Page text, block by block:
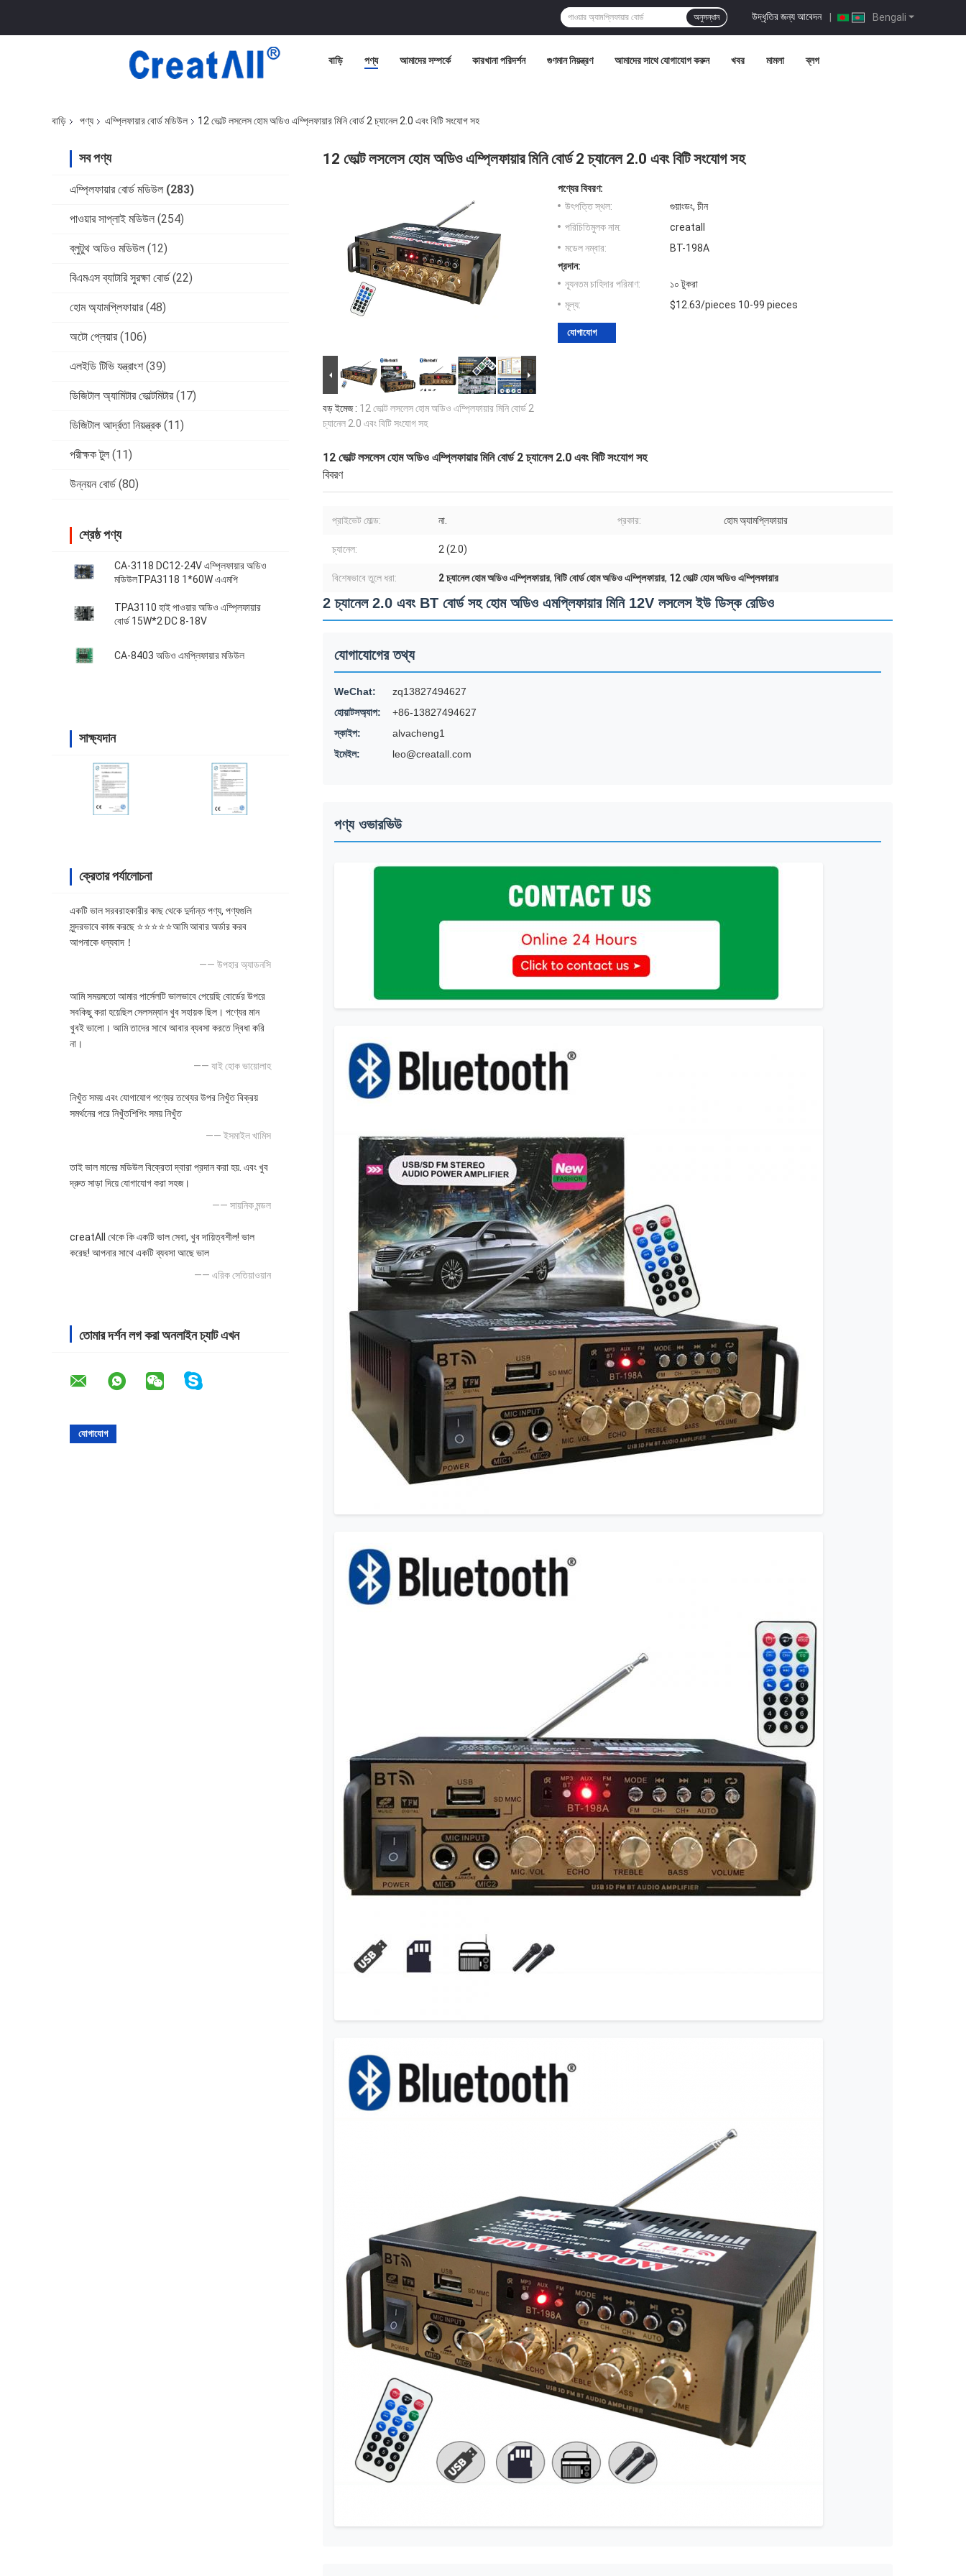
Bengali
উদ্ধৃতির জন্য আবেদন |
অনুসন্ধান
বাড়ি পণ্য আমাদের সম্পর্কে কারখানা পরিদর্শন গুণমান নিয়ন্ত্রণ আমাদের সাথে যোগাযোগ করুন খবর মামলা ব্লগ
বাড়ি পণ্য এম্প্লিফায়ার বোর্ড মডিউল 12 ভোল্ট লসলেস হোম অডিও এম্প্লিফায়ার মিনি বোর্ড 2 চ্যানেল 2.0 এবং বিটি সংযোগ সহ
সব পণ্য
এম্প্লিফায়ার বোর্ড মডিউল (283)
পাওয়ার সাপ্লাই মডিউল (254)
ব্লুটুথ অডিও মডিউল (12)
বিএমএস ব্যাটারি সুরক্ষা বোর্ড (22)
হোম অ্যামপ্লিফায়ার (48)
অটো প্লেয়ার (106)
এলইডি টিভি যন্ত্রাংশ (39)
ডিজিটাল অ্যামিটার ভোল্টমিটার (17)
ডিজিটাল আর্দ্রতা নিয়ন্ত্রক (11)
পরীক্ষক টুল (11)
উন্নয়ন বোর্ড (80)
শ্রেষ্ঠ পণ্য
CA-3118 DC12-24V এম্প্লিফায়ার অডিও
মডিউলTPA3118 1*60W এএমপি
TPA3110 হাই পাওয়ার অডিও এম্প্লিফায়ার
বোর্ড 15W*2 DC 8-18V
CA-8403 অডিও এমপ্লিফায়ার মডিউল
সাক্ষ্যদান
ক্রেতার পর্যালোচনা
একটি ভাল সরবরাহকারীর কাছ থেকে দুর্দান্ত পণ্য, পণ্যগুলি
সুন্দরভাবে কাজ করছে ⭐⭐⭐⭐⭐আমি আবার অর্ডার করব
আপনাকে ধন্যবাদ！
—— উপহার অ্যাডনসি
আমি সময়মতো আমার পার্সেলটি ভালভাবে পেয়েছি বোর্ডের উপরে
সবকিছু করা হয়েছিল সেলসম্যান খুব সহায়ক ছিল। পণ্যের মান
খুবই ভালো। আমি তাদের সাথে আবার ব্যবসা করতে দ্বিধা করি
না।
—— যাই হোক ভায়োলাহ
নিখুঁত সময় এবং যোগাযোগ পণ্যের তথ্যের উপর নিখুঁত বিক্রয়
সমর্থনের পরে নিখুঁতশিপিং সময় নিখুঁত
—— ইসমাইল খামিস
তাই ভাল মানের মডিউল বিক্রেতা দ্বারা প্রদান করা হয়. এবং খুব
দ্রুত সাড়া দিয়ে যোগাযোগ করা সহজ।
—— সায়নিক মন্ডল
creatAll থেকে কি একটি ভাল সেবা, খুব দায়িত্বশীল! ভাল
করেছ! আপনার সাথে একটি ব্যবসা আছে ভাল
—— এরিক সেতিয়াওয়ান
তোমার দর্শন লগ করা অনলাইন চ্যাট এখন
12 ভোল্ট লসলেস হোম অডিও এম্প্লিফায়ার মিনি বোর্ড 2 চ্যানেল 2.0 এবং বিটি সংযোগ সহ
বড় ইমেজ : 12 ভোল্ট লসলেস হোম অডিও এম্প্লিফায়ার মিনি বোর্ড 2
চ্যানেল 2.0 এবং বিটি সংযোগ সহ
পণ্যের বিবরণ:
উৎপত্তি স্থল:
গুয়াংডং, চীন
পরিচিতিমুলক নাম:
creatall
মডেল নম্বার:
BT-198A
প্রদান:
ন্যূনতম চাহিদার পরিমাণ:
১০ টুকরা
মূল্য:
$12.63/pieces 10-99 pieces
যোগাযোগ
12 ভোল্ট লসলেস হোম অডিও এম্প্লিফায়ার মিনি বোর্ড 2 চ্যানেল 2.0 এবং বিটি সংযোগ সহ
বিবরণ
প্রাইভেট মোল্ড: না. প্রকার: হোম অ্যামপ্লিফায়ার
চ্যানেল: 2 (2.0)
বিশেষভাবে তুলে ধরা: 2 চ্যানেল হোম অডিও এম্প্লিফায়ার, বিটি বোর্ড হোম অডিও এম্প্লিফায়ার, 12 ভোল্ট হোম অডিও এম্প্লিফায়ার
2 চ্যানেল 2.0 এবং BT বোর্ড সহ হোম অডিও এমপ্লিফায়ার মিনি 12V লসলেস ইউ ডিস্ক রেডিও
যোগাযোগের তথ্য
WeChat:
zq13827494627
হোয়াটসঅ্যাপ:
+86-13827494627
স্কাইপ:
alvacheng1
ইমেইল:
leo@creatall.com
পণ্য ওভারভিউ